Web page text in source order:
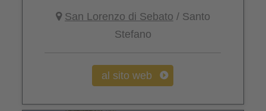
San Lorenzo di Sebato / Santo
Stefano
al sito web